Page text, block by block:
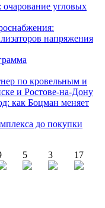
угловых
напряжения
по кровельным и
и Ростове-на-Дону
как Боцман меняет
до покупки
5 3 17